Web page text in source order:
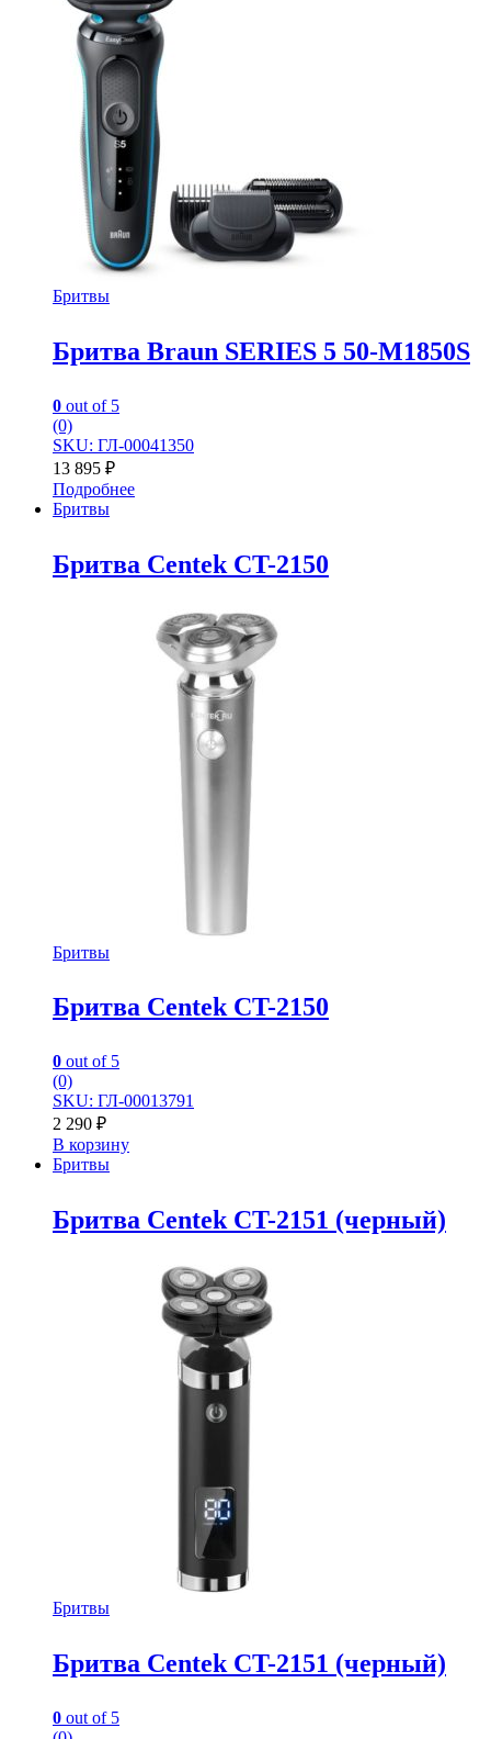
Бритвы
Бритва Braun SERIES 5 50-M1850S
0 out of 5
(0)
SKU: ГЛ-00041350
13 895 ₽
Подробнее
Бритвы
Бритва Centek CT-2150
Бритвы
Бритва Centek CT-2150
0 out of 5
(0)
SKU: ГЛ-00013791
2 290 ₽
В корзину
Бритвы
Бритва Centek CT-2151 (черный)
Бритвы
Бритва Centek CT-2151 (черный)
0 out of 5